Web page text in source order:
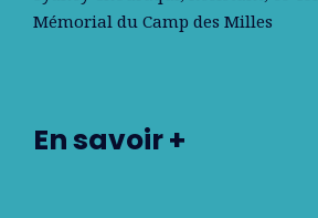
Mémorial du Camp des Milles
En savoir +